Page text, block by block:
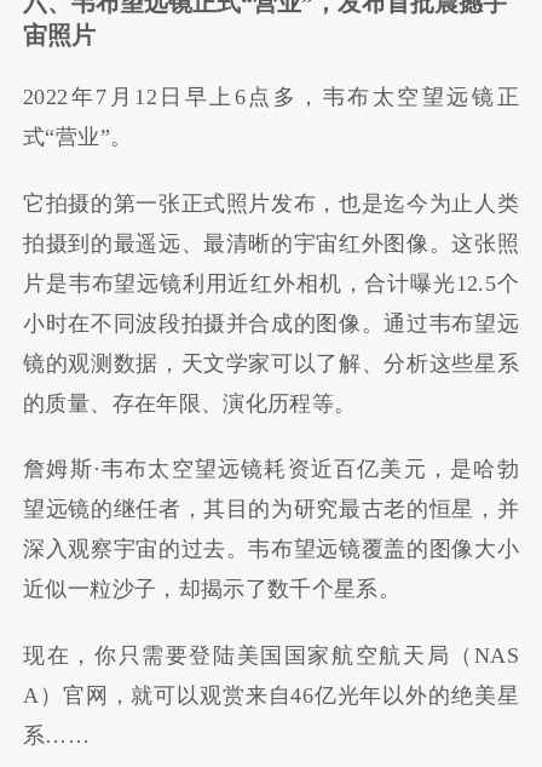
宙照片
2022年7月12日早上6点多，韦布太空望远镜正
式“营业”。
它拍摄的第一张正式照片发布，也是迄今为止人类
拍摄到的最遥远、最清晰的宇宙红外图像。这张照
片是韦布望远镜利用近红外相机，合计曝光12.5个
小时在不同波段拍摄并合成的图像。通过韦布望远
镜的观测数据，天文学家可以了解、分析这些星系
的质量、存在年限、演化历程等。
詹姆斯·韦布太空望远镜耗资近百亿美元，是哈勃
望远镜的继任者，其目的为研究最古老的恒星，并
深入观察宇宙的过去。韦布望远镜覆盖的图像大小
近似一粒沙子，却揭示了数千个星系。
现在，你只需要登陆美国国家航空航天局（NAS
A）官网，就可以观赏来自46亿光年以外的绝美星
系……